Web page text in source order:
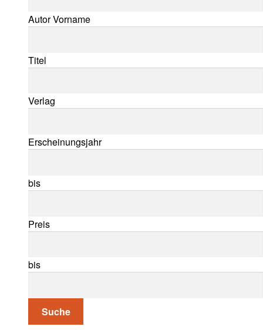
Autor Vorname
Titel
Verlag
Erscheinungsjahr
bis
Preis
bis
Suche